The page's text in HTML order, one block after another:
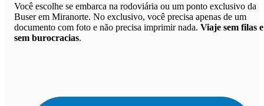
Você escolhe se embarca na rodoviária ou um ponto exclusivo da
Buser em Miranorte. No exclusivo, você precisa apenas de um
documento com foto e não precisa imprimir nada. Viaje sem filas e
sem burocracias.